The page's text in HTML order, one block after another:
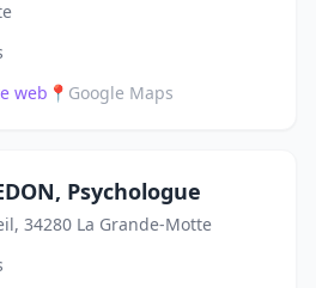
web 📍 Google Maps
Psychologue
34280 La Grande-Motte